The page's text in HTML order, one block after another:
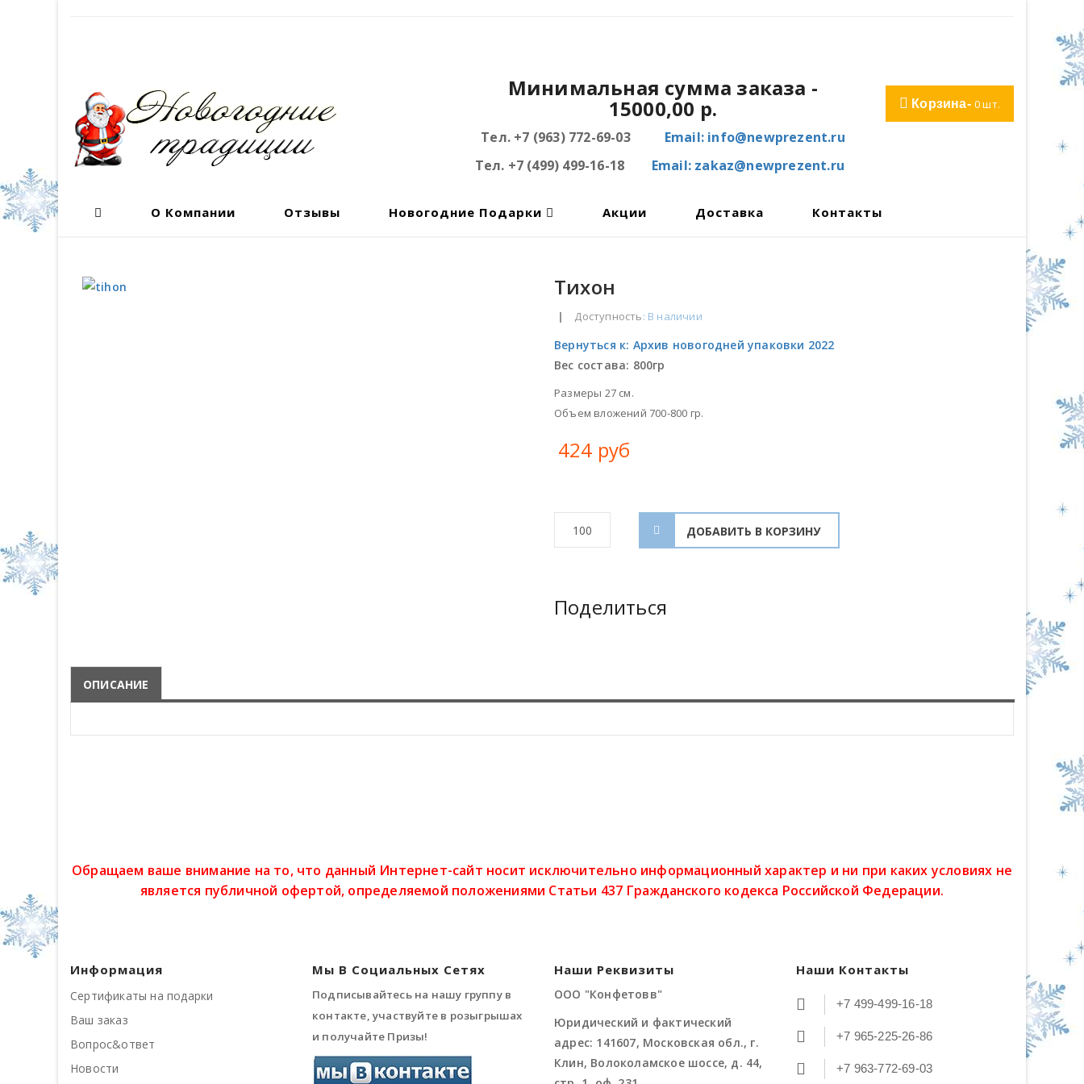
Минимальная сумма заказа -
15000,00 р.
Тел. +7 (963) 772-69-03 Email: info@newprezent.ru
Тел. +7 (499) 499-16-18 Email: zakaz@newprezent.ru
Корзина- 0шт.
О Компании Отзывы Новогодние Подарки Акции Доставка Контакты
Тихон
| Доступность: В наличии
Вернуться к: Архив новогодней упаковки 2022
Вес состава: 800гр
Размеры 27 см.
Объем вложений 700-800 гр.
424 руб
Поделиться
ОПИСАНИЕ
Обращаем ваше внимание на то, что данный Интернет-сайт носит исключительно информационный характер и ни при каких условиях не
является публичной офертой, определяемой положениями Статьи 437 Гражданского кодекса Российской Федерации.
Информация
Сертификаты на подарки
Ваш заказ
Вопрос&ответ
Новости
Мы В Социальных Сетях
Подписывайтесь на нашу группу в
контакте, участвуйте в розыгрышах
и получайте Призы!
Наши Реквизиты
ООО "Конфетовв"
Юридический и фактический
адрес: 141607, Московская обл., г.
Клин, Волоколамское шоссе, д. 44,
Наши Контакты
+7 499-499-16-18
+7 965-225-26-86
+7 963-772-69-03